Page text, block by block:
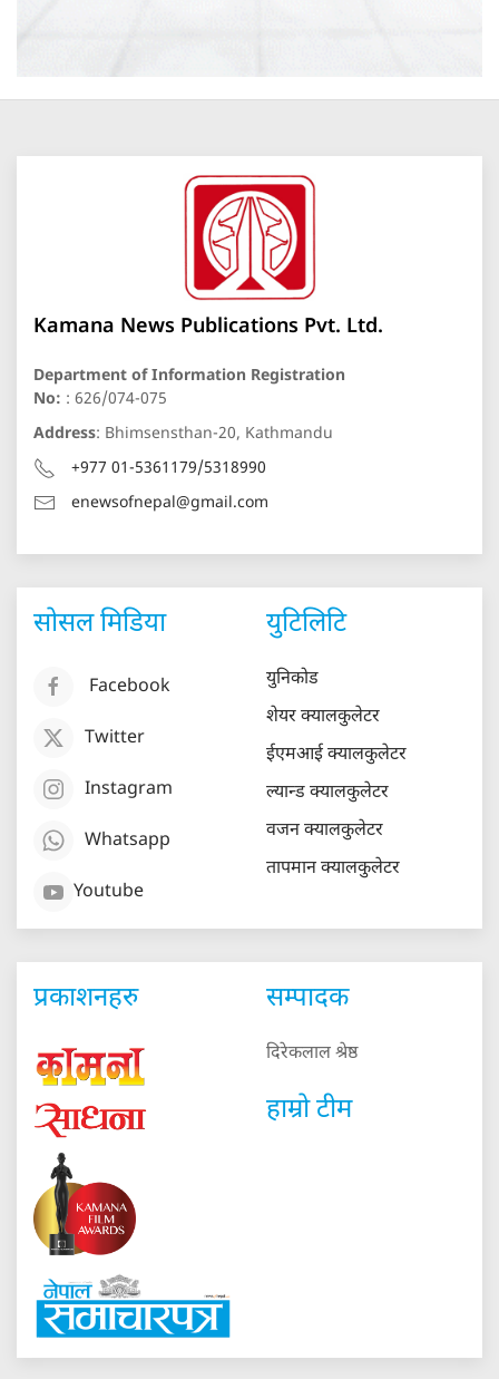
Kamana News Publications Pvt. Ltd.
Department of Information Registration
No: : 626/074-075
Address: Bhimsensthan-20, Kathmandu
+977 01-5361179/5318990
enewsofnepal@gmail.com
सोसल मिडिया
Facebook
Twitter
Instagram
Whatsapp
Youtube
युटिलिटि
युनिकोड
शेयर क्यालकुलेटर
ईएमआई क्यालकुलेटर
ल्यान्ड क्यालकुलेटर
वजन क्यालकुलेटर
तापमान क्यालकुलेटर
प्रकाशनहरु सम्पादक
दिरेकलाल श्रेष्ठ
हाम्रो टीम